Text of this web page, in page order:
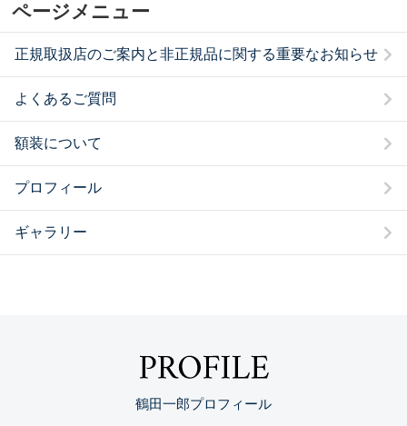
ページメニュー
正規取扱店のご案内と非正規品に関する重要なお知らせ
よくあるご質問
額装について
プロフィール
ギャラリー
PROFILE
鶴田一郎プロフィール